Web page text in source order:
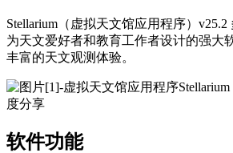
Stellarium（虚拟天文馆应用程序）
为天文爱好者和教育工作者设计的强大
丰富的天文观测体验。
软件功能